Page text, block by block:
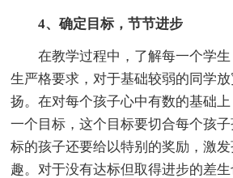
4、确定目标，节节进步
在教学过程中，了解每一个学生
生严格要求，对于基础较弱的同学
扬。在对每个孩子心中有数的基础
一个目标，这个目标要切合每个孩
标的孩子还要给以特别的奖励，激
趣。对于没有达标但取得进步的差